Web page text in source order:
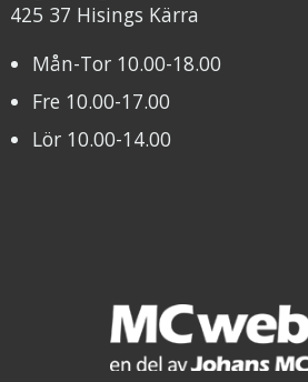
425 37 Hisings Kärra
Mån-Tor 10.00-18.00
Fre 10.00-17.00
Lör 10.00-14.00